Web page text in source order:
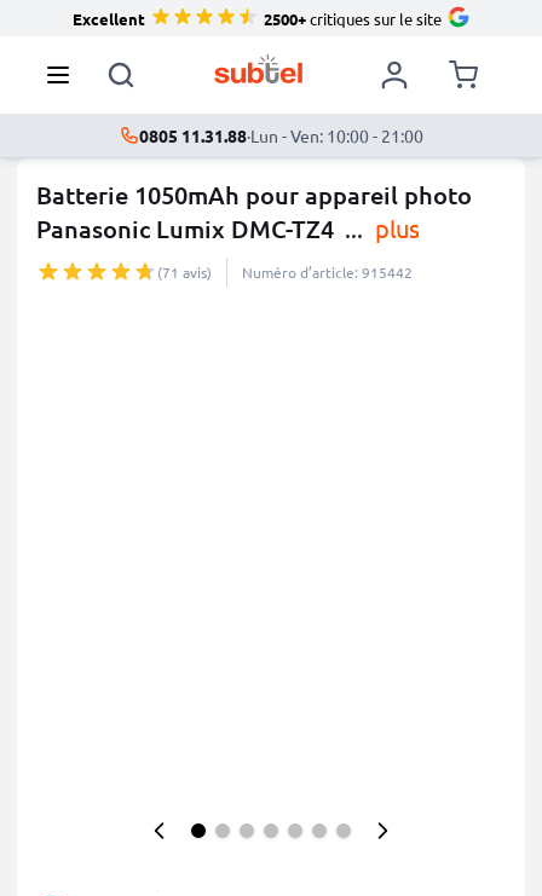
Excellent 2500+critiques sur le site
0805 11.31.88·Lun - Ven: 10:00 - 21:00
Batterie 1050mAh pour appareil photo
Panasonic Lumix DMC-TZ4 ... plus
(71 avis) Numéro d’article: 915442